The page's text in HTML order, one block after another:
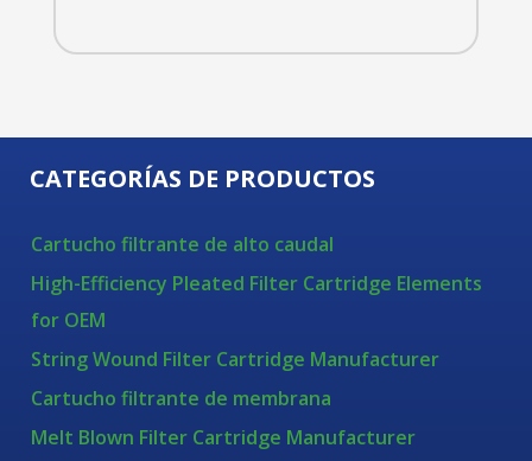
CATEGORÍAS DE PRODUCTOS
Cartucho filtrante de alto caudal
High-Efficiency Pleated Filter Cartridge Elements
for OEM
String Wound Filter Cartridge Manufacturer
Cartucho filtrante de membrana
Melt Blown Filter Cartridge Manufacturer